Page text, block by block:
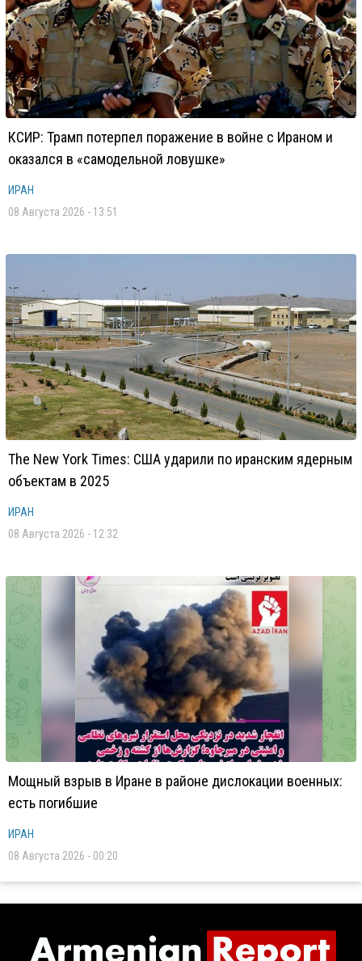
КСИР: Трамп потерпел поражение в войне с Ираном и
оказался в «самодельной ловушке»
ИРАН
08 Августа 2026 - 13:51
The New York Times: США ударили по иранским ядерным
объектам в 2025
ИРАН
08 Августа 2026 - 12:32
Мощный взрыв в Иране в районе дислокации военных:
есть погибшие
ИРАН
08 Августа 2026 - 00:20